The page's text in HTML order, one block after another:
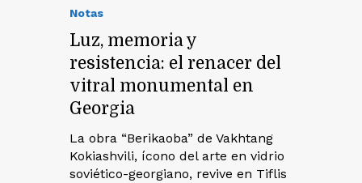
Notas
Luz, memoria y
resistencia: el renacer del
vitral monumental en
Georgia
La obra “Berikaoba” de Vakhtang
Kokiashvili, ícono del arte en vidrio
soviético-georgiano, revive en Tiflis